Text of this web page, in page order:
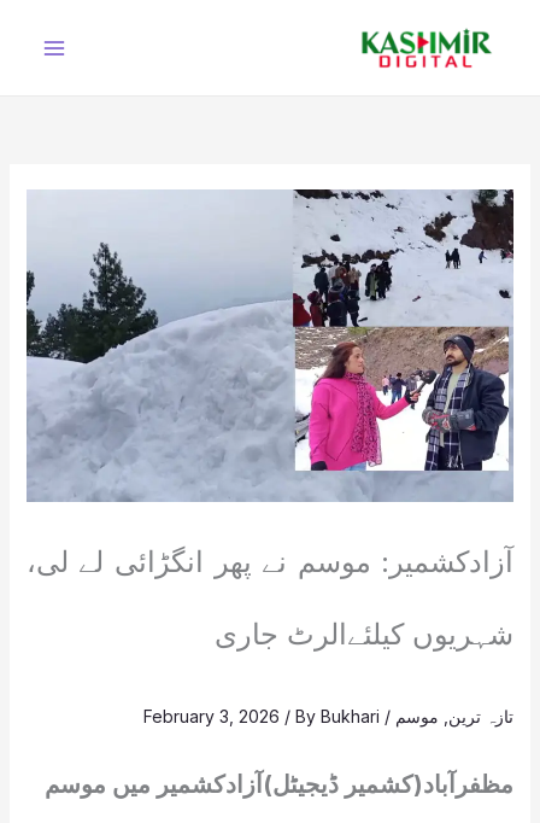
آزادکشمیر: موسم نے پھر انگڑائی لے لی،
شہریوں کیلئےالرٹ جاری
تازہ ترین موسم /
February 3, 2026 / ByBukhari
مظفرآباد(کشمیر ڈیجیٹل)آزادکشمیر میں موسم